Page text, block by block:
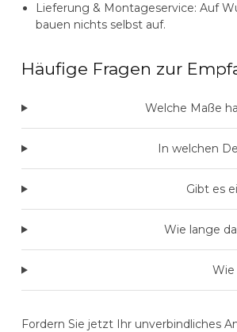
Lieferung & Montageservice: Auf
bauen nichts selbst auf.
Häufige Fragen zur
Welche Maße
In welchen
Gibt es
Wie lange
Wie
Fordern Sie jetzt Ihr unverbindliches